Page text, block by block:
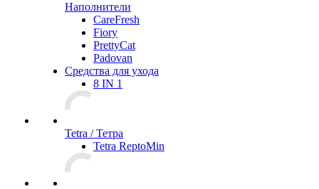
Наполнители
CareFresh
Fiory
PrettyCat
Padovan
Средства для ухода
8 IN 1
Tetra / Тетра
Tetra ReptoMin